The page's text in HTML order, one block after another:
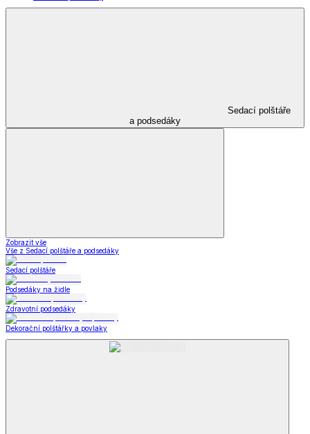
Sedací polštáře
a podsedáky
Zobrazit vše
Vše z Sedací polštáře a podsedáky
Sedací polštáře
Podsedáky na židle
Zdravotní podsedáky
Dekorační polštářky a povlaky